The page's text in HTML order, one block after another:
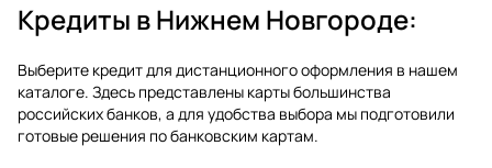
Кредиты вНижнем Новгороде:
Выберите кредит для дистанционного оформления в нашем
каталоге. Здесь представлены карты большинства
российских банков, а для удобства выбора мы подготовили
готовые решения по банковским картам.